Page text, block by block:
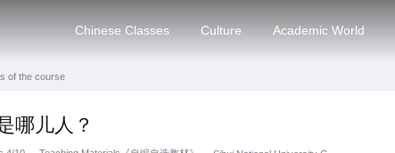
Chinese Classes Culture Academic World
of the course
哪儿人？